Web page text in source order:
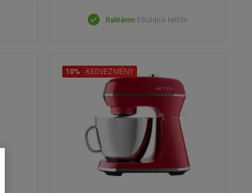
Raktáron Elküldjük hétfőn
10% KEDVEZMÉNY